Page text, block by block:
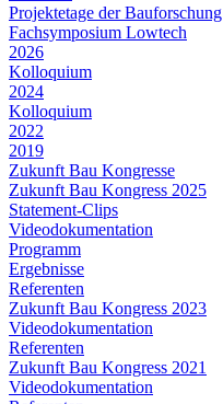
Projektetage der Bauforschung
Fachsymposium Lowtech
2026
Kolloquium
2024
Kolloquium
2022
2019
Zukunft Bau Kongresse
Zukunft Bau Kongress 2025
Statement-Clips
Videodokumentation
Programm
Ergebnisse
Referenten
Zukunft Bau Kongress 2023
Videodokumentation
Referenten
Zukunft Bau Kongress 2021
Videodokumentation